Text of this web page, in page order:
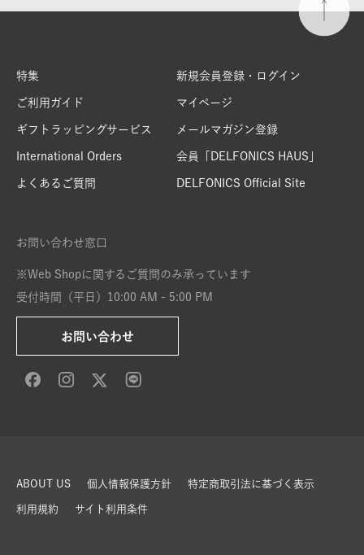
特集
ご利用ガイド
ギフトラッピングサービス
International Orders
よくあるご質問
新規会員登録・ログイン
マイページ
メールマガジン登録
会員「DELFONICS HAUS」
DELFONICS Official Site
お問い合わせ窓口
※Web Shopに関するご質問のみ承っています
受付時間（平日）10:00 AM - 5:00 PM
お問い合わせ
ABOUT US 個人情報保護方針 特定商取引法に基づく表示
利用規約 サイト利用条件